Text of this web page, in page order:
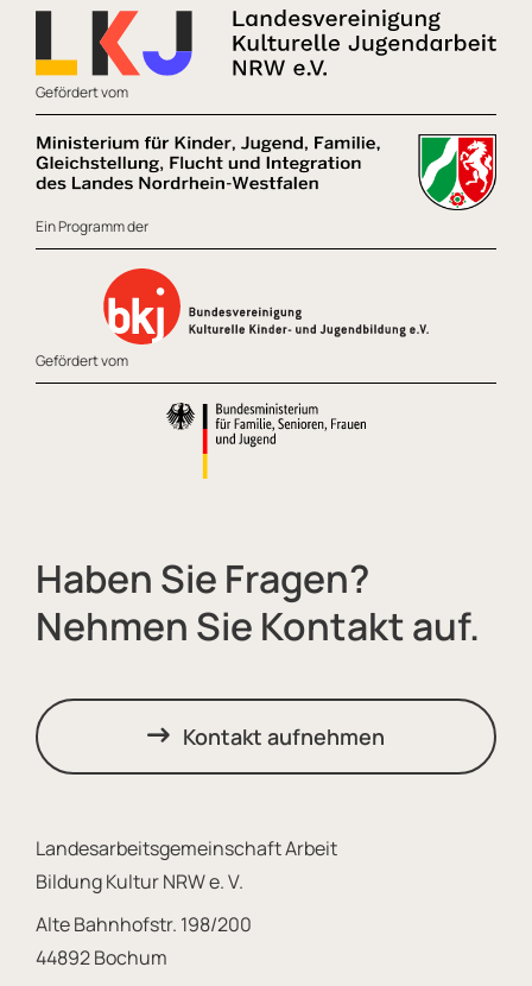
Gefördert vom
Ein Programm der
Gefördert vom
Landesarbeitsgemeinschaft Arbeit
Bildung Kultur NRW e. V.
Alte Bahnhofstr. 198/200
44892 Bochum
Haben Sie Fragen?
Nehmen Sie Kontakt auf.
Kontakt aufnehmen